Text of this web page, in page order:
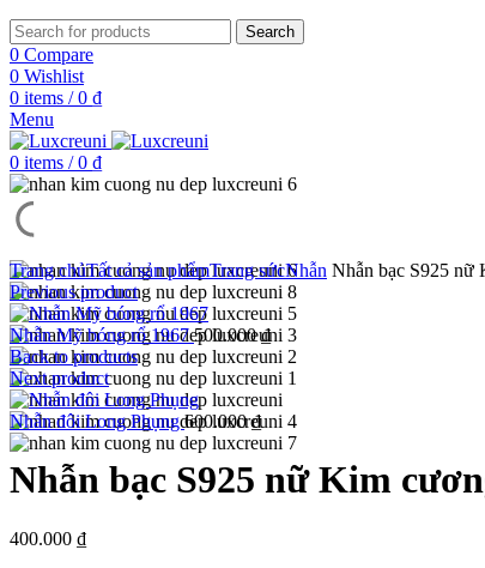
Search
0 Compare
0 Wishlist
0 items / 0 ₫
Menu
0 items / 0 ₫
Trang chủTất cả sản phẩmTrang sứcNhẫn Nhẫn bạc S925
Previous product
Nhẫn Mỹ bóng rổ 1967500.000₫
Back to products
Next product
Nhẫn đôi Long Phụng600.000₫
Nhẫn bạc S925 nữ Kim
400.000 ₫